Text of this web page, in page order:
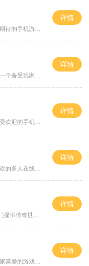
元神传奇世界手游官网是一款备受期待的手机游戏，该游戏融合了东方幻想与西方魔幻的元素，带给玩家绚丽多彩的游戏世界。在这个游戏中，玩家将扮演一位传奇的英雄，展开一场宏大而史诗般的冒险之旅。在元神传奇世界手游中，玩家将一步步解锁游戏中的各种特色玩法。首先是主线剧情，游戏的故事背景设定在一个神奇的世界中，玩家需要完成各种任务，探索神秘的地图，解开包裹在剧情之中的谜题。通过剧情的发展，玩家可以逐渐了解游戏背后的世界观和故事情节。除了主线剧情外，元神传奇世界手游还提供了丰富多样的游戏玩法...
详情
传奇世界手游超级变态发布网，是一个备受玩家喜爱的游戏平台。这款游戏是由著名游戏开发商研发的一款角色扮演类手游，在保留了经典传奇游戏的基础上，进行了全面的创新与优化。在传奇世界手游超级变态发布网中，玩家们可以选择自己喜欢的职业，包括战士、法师和道士。每个职业都有独特的技能和战斗风格，玩家可以根据自己的偏好选择。战士是近战输出型职业，具有高物理攻击力和防御力；法师是远程输出型职业，可以释放强大的魔法攻击；道士则是辅助型职业，可以治疗队友并施加强大的群体控制技能。传奇世界手游超级变...
详情
传奇世界手游单机版本是一款非常受欢迎的手机游戏，它以经典的传奇世界为背景，还原了原汁原味的游戏剧情和玩法。在这个游戏中，玩家将扮演一个勇敢的冒险者，探索一个充满神秘和挑战的奇幻世界。让我们来了解一下传奇世界手游单机版本的背景故事。故事发生在一个被魔法和怪物笼罩的幻想大陆上。在这个世界上，玩家将面临众多的敌人和任务，需要通过战斗和策略来战胜它们。玩家可以选择自己喜欢的职业，如战士、法师、刺客等，并通过不断的战斗和升级来提高自己的实力。在传奇世界手游单机版本中，玩家可以体验到许多...
详情
传奇世界发布网是一款备受玩家喜欢的多人在线游戏。在这个游戏中，玩家可以选择不同的职业，并与其他玩家一起展开冒险旅程。传奇世界发布网拥有丰富的游戏玩法，让玩家尽情享受沉浸式的游戏体验。让我们来了解一下传奇世界发布网中的职业系统。传奇世界发布网共有五种职业可供选择，包括法师、道士、战士、刺客和弓箭手。每个职业都有其独特的特点和技能，玩家可以根据自己的喜好和游戏策略选择适合自己的职业。法师擅长远程攻击和群体控制技能，可以通过释放强大的魔法攻击敌人。道士则是支持型职业，可以为队友提供...
详情
传奇世界sf新服网发布网是一个专门提供传奇世界私服游戏信息的网站。在这个网站上，玩家可以了解到最新的私服开服信息、游戏攻略、活动等相关内容。我们将详细介绍一下传奇世界sf新服网发布网以及传奇世界私服游戏的具体玩法。传奇世界是一款非常受欢迎的多人在线角色扮演游戏。传奇世界sf新服网发布网致力于为玩家提供最权威、最全面的传奇世界私服信息。无论你是想了解最新的私服开服时间，还是想寻找高手分享的游戏攻略，都可以在这个网站上找到答案。传奇世界sf新服网发布网还提供了丰富多样的游戏活动，...
详情
《不氪金的传奇世界》是一款受玩家喜爱的游戏，因为不需要氪金就能享受到高品质的游戏体验而备受赞誉。你可以选择一个自己喜欢的角色进行冒险。无论是勇敢的战士，还是聪明机灵的法师，亦或是敏捷灵活的游侠，总有一个角色会让你爱不释手。每个角色都有自己独特的技能和装备，通过战斗不断提升自己的实力。游戏中有丰富多样的地图供玩家探索。从草原到沙漠，再到冰原和火山，每个地方都有各自独特的怪物和任务等待玩家的挑战。玩家可以在这个奇幻的世界中自由探索，寻找宝藏和神秘遗迹。游戏中的战斗系统非常精彩。玩...
详情